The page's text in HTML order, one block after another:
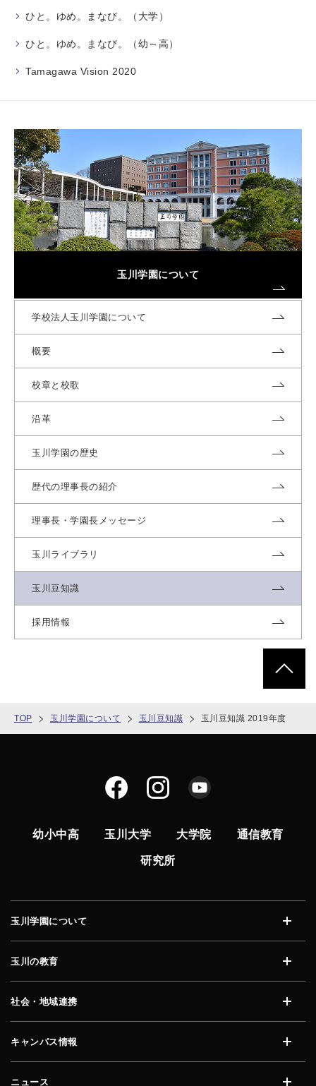
TOP 玉川学園について 玉川豆知識 玉川豆知識 2019年度
ひと。ゆめ。まなび。（大学）
ひと。ゆめ。まなび。（幼～高）
Tamagawa Vision 2020
玉川学園について
学校法人玉川学園について
概要
校章と校歌
沿革
玉川学園の歴史
歴代の理事長の紹介
理事長・学園長メッセージ
玉川ライブラリ
玉川豆知識
採用情報
幼小中高 玉川大学 大学院 通信教育
研究所
玉川学園について
玉川の教育
社会・地域連携
キャンパス情報
ニュース